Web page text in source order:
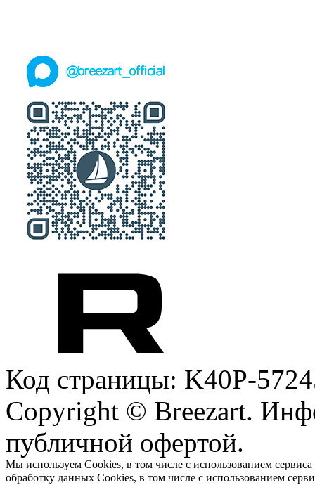
Код страницы: K40P-
Copyright © Breezart.
публичной офертой.
Мы используем Cookies, в том числе с использованием
обработку данных Cookies, в том числе с использованием